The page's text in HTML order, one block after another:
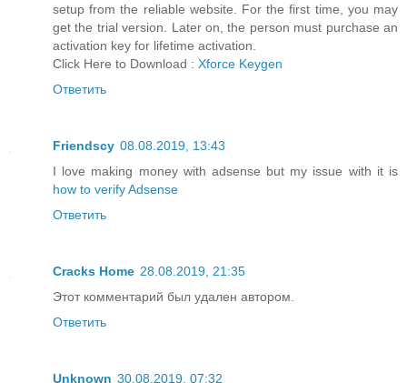
setup from the reliable website. For the first time, you may
get the trial version. Later on, the person must purchase an
activation key for lifetime activation.
Click Here to Download : Xforce Keygen
Ответить
Friendscy 08.08.2019, 13:43
I love making money with adsense but my issue with it is
how to verify Adsense
Ответить
Cracks Home 28.08.2019, 21:35
Этот комментарий был удален автором.
Ответить
Unknown 30.08.2019, 07:32